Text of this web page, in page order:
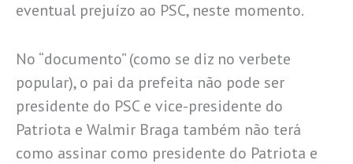
eventual prejuízo ao PSC, neste momento.
No “documento” (como se diz no verbete
popular), o pai da prefeita não pode ser
presidente do PSC e vice-presidente do
Patriota e Walmir Braga também não terá
como assinar como presidente do Patriota e